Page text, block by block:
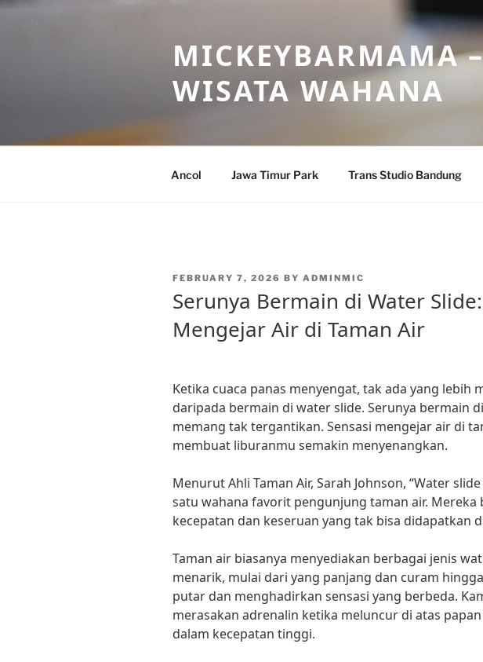
Skip
MICKEYBARMAMA
WISATA WAHANA
Ancol Jawa Timur Park Trans Studio Bandung
POSTED
FEBRUARY 7, 2026 BY ADMINMIC
Serunya Bermain di Water
Mengejar Air di Taman Air
Ketika cuaca panas menyengat, tak ada yang lebih
daripada bermain di water slide. Serunya bermain
memang tak tergantikan. Sensasi mengejar air di
membuat liburanmu semakin menyenangkan.
Menurut Ahli Taman Air, Sarah Johnson, “Water
satu wahana favorit pengunjung taman air. Mereka
kecepatan dan keseruan yang tak bisa didapatkan
Taman air biasanya menyediakan berbagai jenis
menarik, mulai dari yang panjang dan curam
putar dan menghadirkan sensasi yang berbeda.
merasakan adrenalin ketika meluncur di atas
dalam kecepatan tinggi.